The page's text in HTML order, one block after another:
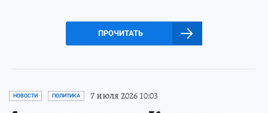
ПРОЧИТАТЬ
НОВОСТИ ПОЛИТИКА 7 июля 2026 10:03